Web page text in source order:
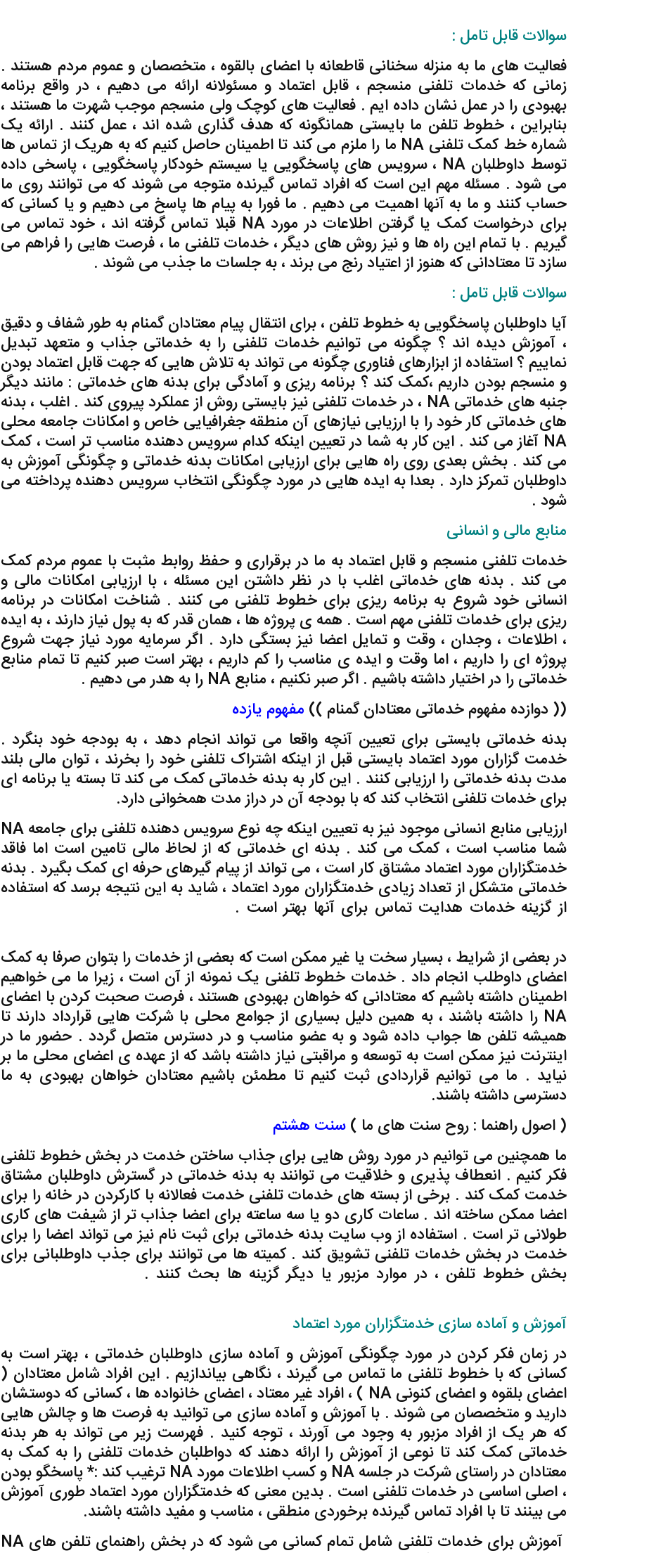
سوالات قابل تامل :
فعالیت های ما به منزله سخنانی قاطعانه با اعضای بالقوه ، متخصصان و عموم مردم هستند .
زمانی که خدمات تلفنی منسجم ، قابل اعتماد و مسئولانه ارائه می دهیم ، در واقع برنامه
بهبودی را در عمل نشان داده ایم . فعالیت های کوچک ولی منسجم موجب شهرت ما هستند ،
بنابراین ، خطوط تلفن ما بایستی همانگونه که هدف گذاری شده اند ، عمل کنند . ارائه یک
شماره خط کمک تلفنی NA ما را ملزم می کند تا اطمینان حاصل کنیم که به هریک از تماس ها
توسط داوطلبان NA ، سرویس های پاسخگویی یا سیستم خودکار پاسخگویی ، پاسخی داده
می شود . مسئله مهم این است که افراد تماس گیرنده متوجه می شوند که می توانند روی ما
حساب کنند و ما به آنها اهمیت می دهیم . ما فورا به پیام ها پاسخ می دهیم و یا کسانی که
برای درخواست کمک یا گرفتن اطلاعات در مورد NA قبلا تماس گرفته اند ، خود تماس می
گیریم . با تمام این راه ها و نیز روش های دیگر ، خدمات تلفنی ما ، فرصت هایی را فراهم می
سازد تا معتادانی که هنوز از اعتیاد رنج می برند ، بهجلسات ماجذب می شوند .
سوالات قابل تامل :
آیا داوطلبان پاسخگویی به خطوط تلفن ، برای انتقال پیام معتادان گمنام به طور شفاف و دقیق
، آموزش دیده اند ؟ چگونه می توانیم خدمات تلفنی را به خدماتی جذاب و متعهد تبدیل
نماییم ؟ استفاده از ابزارهای فناوری چگونه می تواند به تلاش هایی که جهت قابل اعتماد بودن
و منسجم بودن داریم ،کمک کند ؟ برنامه ریزی و آمادگی برای بدنه های خدماتی : مانند دیگر
جنبه های خدماتی NA ، در خدمات تلفنی نیز بایستی روش از عملکرد پیروی کند . اغلب ، بدنه
های خدماتی کار خود را با ارزیابی نیازهای آن منطقه جغرافیایی خاص و امکانات جامعه محلی
NA آغاز می کند . این کار به شما در تعیین اینکه کدام سرویس دهنده مناسب تر است ، کمک
می کند . بخش بعدی روی راه هایی برای ارزیابی امکانات بدنه خدماتی و چگونگی آموزش به
داوطلبان تمرکز دارد . بعدا به ایده هایی در مورد چگونگی انتخاب سرویس دهنده پرداخته می
شود .
منابع مالی و انسانی
خدمات تلفنی منسجم و قابل اعتماد به ما در برقراری و حفظ روابط مثبت با عموم مردم کمک
می کند . بدنه های خدماتی اغلب با در نظر داشتن این مسئله ، با ارزیابی امکانات مالی و
انسانی خود شروع به برنامه ریزی برای خطوط تلفنی می کنند . شناخت امکانات در برنامه
ریزی برای خدمات تلفنی مهم است . همه ی پروژه ها ، همان قدر که به پول نیاز دارند ، به ایده
، اطلاعات ، وجدان ، وقت و تمایل اعضا نیز بستگی دارد . اگر سرمایه مورد نیاز جهت شروع
پروژه ای را داریم ، اما وقت و ایده ی مناسب را کم داریم ، بهتر است صبر کنیم تا تمام منابع
خدماتی را در اختیار داشته باشیم . اگر صبر نکنیم ، منابع NA را به هدر می دهیم .
((دوازده مفهوم خدماتی معتادان گمنام )) مفهوم یازده
بدنه خدماتی بایستی برای تعیین آنچه واقعا می تواند انجام دهد ، به بودجه خود بنگرد .
خدمت گزاران مورد اعتماد بایستی قبل از اینکه اشتراک تلفنی خود را بخرند ، توان مالی بلند
مدت بدنه خدماتی را ارزیابی کنند . این کار به بدنه خدماتی کمک می کند تا بسته یا برنامه ای
برای خدمات تلفنی انتخاب کند که با بودجه آن در دراز مدت همخوانی دارد.
ارزیابی منابع انسانی موجود نیز به تعیین اینکه چه نوع سرویس دهنده تلفنی برای جامعه NA
شما مناسب است ، کمک می کند . بدنه ای خدماتی که از لحاظ مالی تامین است اما فاقد
خدمتگزاران مورد اعتماد مشتاق کار است ، می تواند از پیام گیرهای حرفه ای کمک بگیرد . بدنه
خدماتی متشکل از تعداد زیادی خدمتگزاران مورد اعتماد ، شاید به این نتیجه برسد که استفاده
از گزینه خدمات هدایت تماس برای آنها بهتر است .
در بعضی از شرایط ، بسیار سخت یا غیر ممکن است که بعضی از خدمات را بتوان صرفا به کمک
اعضای داوطلب انجام داد . خدمات خطوط تلفنی یک نمونه از آن است ، زیرا ما می خواهیم
اطمینان داشته باشیم که معتادانی که خواهان بهبودی هستند ، فرصت صحبت کردن با اعضای
NA را داشته باشند ، به همین دلیل بسیاری از جوامع محلی با شرکت هایی قرارداد دارند تا
همیشه تلفن ها جواب داده شود و به عضو مناسب و در دسترس متصل گردد . حضور ما در
اینترنت نیز ممکن است به توسعه و مراقبتی نیاز داشته باشد که از عهده ی اعضای محلی ما بر
نیاید . ما می توانیم قراردادی ثبت کنیم تا مطمئن باشیم معتادان خواهان بهبودی به ما
دسترسی داشته باشند.
(اصول راهنما : روح سنت های ما )سنت هشتم
ما همچنین می توانیم در مورد روش هایی برای جذاب ساختن خدمت در بخش خطوط تلفنی
فکر کنیم . انعطاف پذیری و خلاقیت می توانند به بدنه خدماتی در گسترش داوطلبان مشتاق
خدمت کمک کند . برخی از بسته های خدمات تلفنی خدمت فعالانه با کارکردن در خانه را برای
اعضا ممکن ساخته اند . ساعات کاری دو یا سه ساعته برای اعضا جذاب تر از شیفت های کاری
طولانی تر است . استفاده از وب سایت بدنه خدماتی برای ثبت نام نیز می تواند اعضا را برای
خدمت در بخش خدمات تلفنی تشویق کند . کمیته ها می توانند برای جذب داوطلبانی برای
بخش خطوط تلفن ، در موارد مزبور یا دیگر گزینه ها بحث کنند .
آموزش و آماده سازی خدمتگزاران مورد اعتماد
در زمان فکر کردن در مورد چگونگی آموزش و آماده سازی داوطلبان خدماتی ، بهتر است به
کسانی که با خطوط تلفنی ما تماس می گیرند ، نگاهی بیاندازیم . این افراد شامل معتادان (
اعضای بلقوه و اعضای کنونی NA ) ، افراد غیر معتاد ، اعضای خانواده ها ، کسانی که دوستشان
دارید و متخصصان می شوند . با آموزش و آماده سازی می توانید به فرصت ها و چالش هایی
که هر یک از افراد مزبور به وجود می آورند ، توجه کنید . فهرست زیر می تواند به هر بدنه
خدماتی کمک کند تا نوعی از آموزش را ارائه دهند که دواطلبان خدمات تلفنی را به کمک به
معتادان در راستای شرکت در جلسه NA و کسب اطلاعات مورد NA ترغیب کند :* پاسخگو بودن
، اصلی اساسی در خدمات تلفنی است . بدین معنی که خدمتگزاران مورد اعتماد طوری آموزش
می بینند تا با افراد تماس گیرنده برخوردی منطقی ، مناسب و مفید داشته باشند.
آموزش برای خدمات تلفنی شامل تمام کسانی می شود که در بخش راهنمای تلفن های NA